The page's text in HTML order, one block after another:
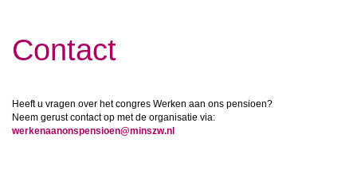
Contact
Heeft u vragen over het congres Werken aan ons pensioen?
Neem gerust contact op met de organisatie via:
werkenaanonspensioen@minszw.nl